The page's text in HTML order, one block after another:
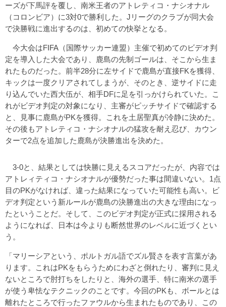
ーズが下馬評を覆し、南米王者のアトレティコ・ナシオナル
（コロンビア）に3対0で勝利した。Jリーグのクラブが同大会
で決勝戦に進出するのは、初めての快挙となる。
今大会はFIFA（国際サッカー連盟）主催で初めてのビデオ判
定を導入した大会であり、鹿島の先制ゴールは、そこから生ま
れたものだった。前半28分に左サイドで鹿島が直接FKを獲得、
キックは一度クリアされてしまうが、そのとき、逆サイドに走
り込んでいた西大伍が、相手DFに足を引っかけられていた。こ
れがビデオ判定の対象になり、主審がピッチサイドで確認する
と、見事に鹿島がPKを獲得。これを土居聖真が冷静に決めた。
その後もアトレティコ・ナシオナルの猛攻を耐え忍び、カウン
ターで2点を追加した鹿島が決勝進出を決めた。
3-0と、結果としては快勝に見えるスコアだったが、内容では
アトレィティコ・ナシオナルが優勢だった事は間違いない。1点
目のPKがなければ、違った結果になっていた可能性も高い。ビ
デオ判定という新ルールが鹿島の決勝進出の大きな理由になっ
たということだ。そして、このビデオ判定が正式に採用される
ようになれば、日本は今よりも断然世界のレベルに近づくとい
う。
「マリーシアという、ポルトガル語でズル賢さを表す言葉があ
ります。これはPKをもらうためにわざと倒れたり、審判に見え
ないところで肘打ちをしたりと、海外の選手、特に南米の選手
が使う卑怯なテクニックのことです。今回のPKも、ボールとは
離れたところで行ったファウルから生まれたものであり、この